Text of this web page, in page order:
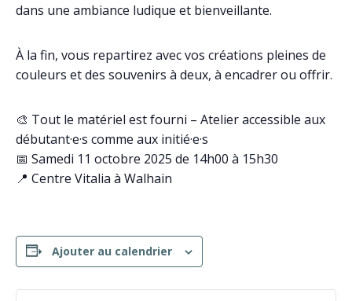
dans une ambiance ludique et bienveillante.
À la fin, vous repartirez avec vos créations pleines de
couleurs et des souvenirs à deux, à encadrer ou offrir.
🎨 Tout le matériel est fourni – Atelier accessible aux
débutant·e·s comme aux initié·e·s
📅 Samedi 11 octobre 2025 de 14h00 à 15h30
📍 Centre Vitalia à Walhain
Ajouter au calendrier